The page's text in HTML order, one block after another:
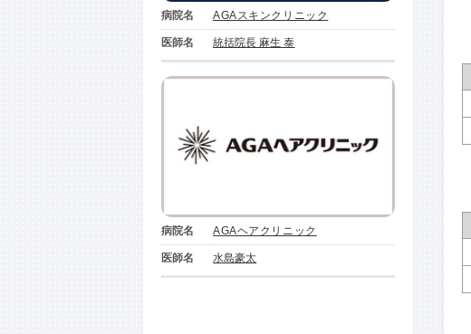
病院名 AGAスキンクリニック
医師名 統括院長 麻生 泰
病院名 AGAヘアクリニック
医師名 水島豪太